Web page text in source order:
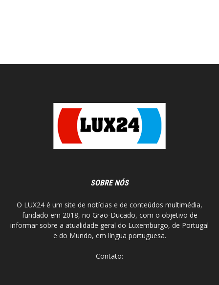
SOBRE NÓS
O LUX24 é um site de notícias e de conteúdos multimédia,
fundado em 2018, no Grão-Ducado, com o objetivo de
informar sobre a atualidade geral do Luxemburgo, de Portugal
e do Mundo, em língua portuguesa.
Contato: